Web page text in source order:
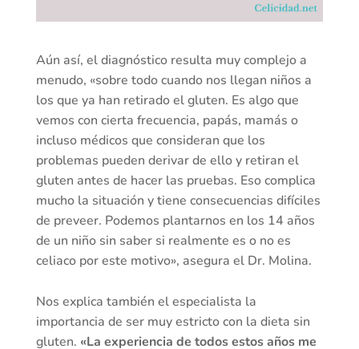
Aún así, el diagnóstico resulta muy complejo a
menudo, «sobre todo cuando nos llegan niños a
los que ya han retirado el gluten. Es algo que
vemos con cierta frecuencia, papás, mamás o
incluso médicos que consideran que los
problemas pueden derivar de ello y retiran el
gluten antes de hacer las pruebas. Eso complica
mucho la situación y tiene consecuencias difíciles
de preveer. Podemos plantarnos en los 14 años
de un niño sin saber si realmente es o no es
celiaco por este motivo», asegura el Dr. Molina.
Nos explica también el especialista la
importancia de ser muy estricto con la dieta sin
gluten. «La experiencia de todos estos años me